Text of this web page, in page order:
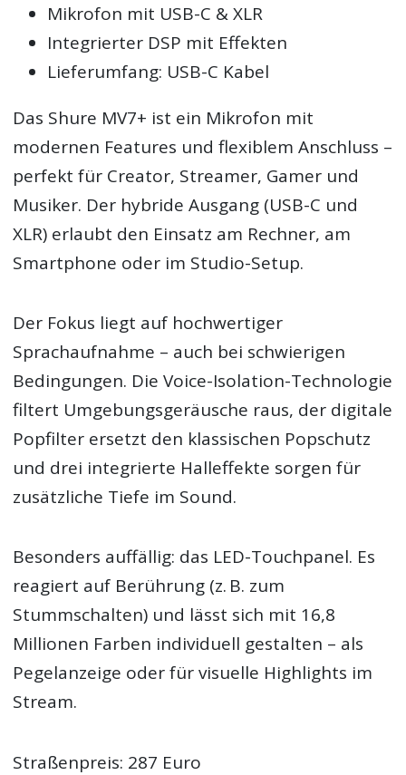
Mikrofon mit USB-C & XLR
Integrierter DSP mit Effekten
Lieferumfang: USB-C Kabel
Das Shure MV7+ ist ein Mikrofon mit
modernen Features und flexiblem Anschluss –
perfekt für Creator, Streamer, Gamer und
Musiker. Der hybride Ausgang (USB-C und
XLR) erlaubt den Einsatz am Rechner, am
Smartphone oder im Studio-Setup.
Der Fokus liegt auf hochwertiger
Sprachaufnahme – auch bei schwierigen
Bedingungen. Die Voice-Isolation-Technologie
filtert Umgebungsgeräusche raus, der digitale
Popfilter ersetzt den klassischen Popschutz
und drei integrierte Halleffekte sorgen für
zusätzliche Tiefe im Sound.
Besonders auffällig: das LED-Touchpanel. Es
reagiert auf Berührung (z. B. zum
Stummschalten) und lässt sich mit 16,8
Millionen Farben individuell gestalten – als
Pegelanzeige oder für visuelle Highlights im
Stream.
Straßenpreis: 287 Euro